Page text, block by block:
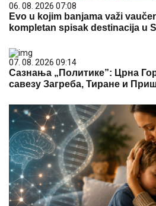
06. 08. 2026 07:08
Evo u kojim banjama važi
kompletan spisak destinacija u
07. 08. 2026 09:14
Сазнања „Политике”: Црна
савезу Загреба, Тиране и